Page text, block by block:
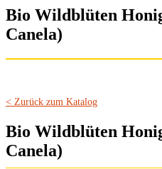
Bio Wildblüten
Canela)
< Zurück zum Katalog
Bio Wildblüten
Canela)